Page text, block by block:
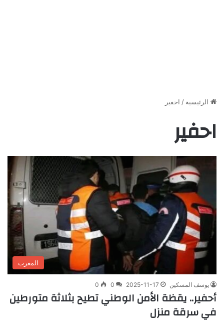
الرئيسية / احفير
احفير
المغرب
يوسف المسكين 2025-11-17
0
0
أحفير.. يقظة الأمن الوطني تطيح بثلاثة متورطين
في سرقة منزل